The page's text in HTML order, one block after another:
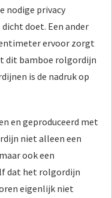
nodige privacy
doet. Een ander
ervoor zorgt
dit bamboe rolgordijn
is de nadruk op
en geproduceerd met
niet alleen een
ook een
dat het rolgordijn
eigenlijk niet